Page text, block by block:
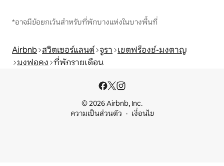
*อาจมีข้อยกเว้นสำหรับที่พักบางแห่งในบางพื้นที่
Airbnb สวิตเซอร์แลนด์ จูรา เขตฟร็องช์-มงตาญ
มงฟอคง ที่พักรายเดือน
© 2026 Airbnb, Inc.
ความเป็นส่วนตัว
เงื่อนไข